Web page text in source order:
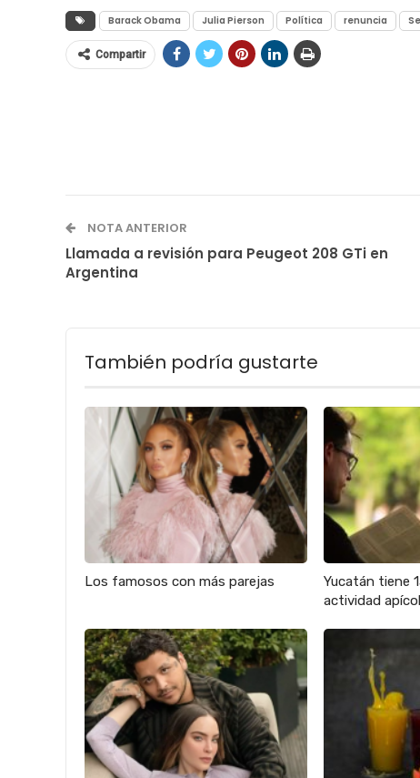
Barack Obama Julia Pierson Política renuncia
Compartir
NOTA ANTERIOR
Llamada a revisión para Peugeot 208 GTi en
Argentina
También podría gustarte
Los famosos con más parejas
Yucatán tiene
actividad